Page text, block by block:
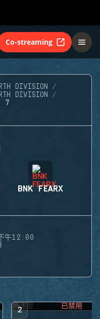
Co-streaming
DIVISION
DIVISION
7
BNK FEARX
午12:00
2 已禁用